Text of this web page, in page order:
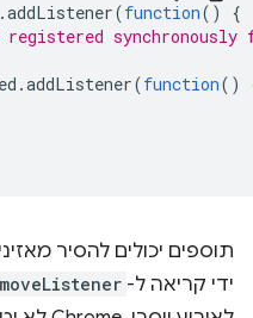
.addListener(function()
{
registered
.addListener(function()
תוספים יכולים להסיר
ידי קריאה ל-